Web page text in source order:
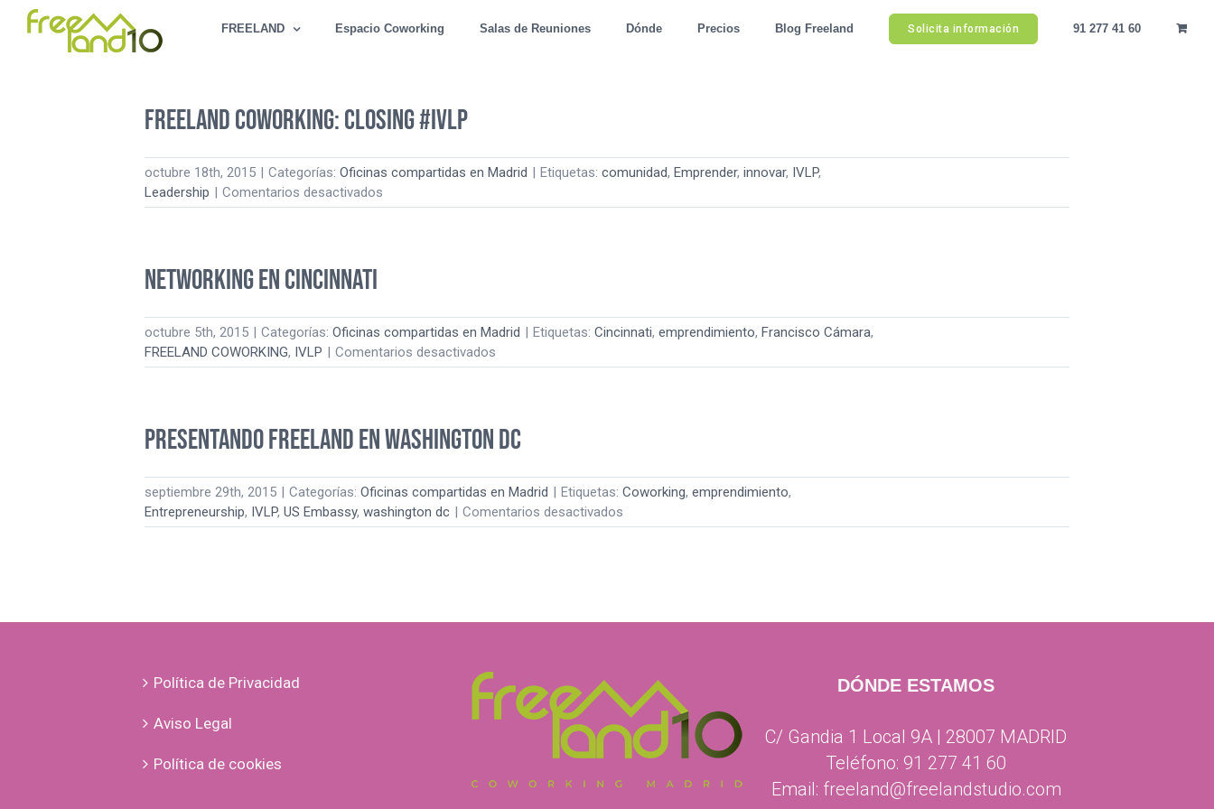
Saltar
FREELAND Espacio Coworking Salas de Reuniones Dónde Precios Blog Freeland Solicita información 91 277 41 60
Freeland Coworking: Closing #IVLP
octubre 18th, 2015 | Categorías: Oficinas compartidas en Madrid | Etiquetas: comunidad, Emprender, innovar, IVLP,
Leadership | Comentarios desactivados
Freeland
Networking en Cincinnati
octubre 5th, 2015 | Categorías: Oficinas compartidas en Madrid | Etiquetas: Cincinnati, emprendimiento, Francisco Cámara,
FREELAND COWORKING, IVLP | Comentarios desactivados
Networking
Presentando Freeland en Washington DC
septiembre 29th, 2015 | Categorías: Oficinas compartidas en Madrid | Etiquetas: Coworking, emprendimiento,
Entrepreneurship, IVLP, US Embassy, washington dc | Comentarios desactivados
Presentando
Política de Privacidad
Aviso Legal
Política de cookies
DÓNDE ESTAMOS
C/ Gandia 1 Local 9A | 28007 MADRID
Teléfono: 91 277 41 60
Email: freeland@freelandstudio.com